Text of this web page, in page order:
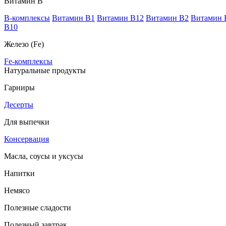
B-комплексы Витамин B1 Витамин B12 Витамин B2 Витамин
В10
Железо (Fe)
Fe-комплексы
Натуральные продукты
Гарниры
Десерты
Для выпечки
Консервация
Масла, соусы и уксусы
Напитки
Немясо
Полезные сладости